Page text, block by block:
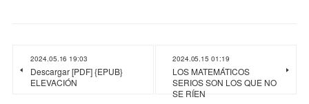
2024.05.16 19:03
Descargar [PDF] {EPUB}
ELEVACIÓN
2024.05.15 01:19
LOS MATEMÁTICOS
SERIOS SON LOS QUE NO
SE RÍEN